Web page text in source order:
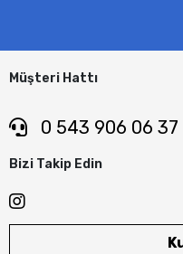
Müşteri Hattı
0 543 906 06 37
Bizi Takip Edin